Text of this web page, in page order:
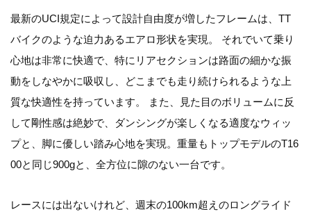
最新のUCI規定によって設計自由度が増したフレームは、TT
バイクのような迫力あるエアロ形状を実現。 それでいて乗り
心地は非常に快適で、特にリアセクションは路面の細かな振
動をしなやかに吸収し、どこまでも走り続けられるような上
質な快適性を持っています。 また、見た目のボリュームに反
して剛性感は絶妙で、ダンシングが楽しくなる適度なウィッ
プと、脚に優しい踏み心地を実現。重量もトップモデルのT16
00と同じ900gと、全方位に隙のない一台です。
レースには出ないけれど、週末の100km超えのロングライド